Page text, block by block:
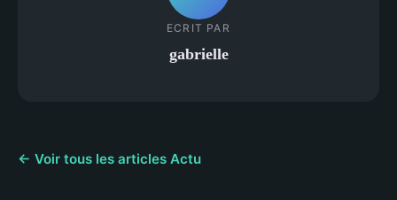
ECRIT PAR
gabrielle
← Voir tous les articles Actu